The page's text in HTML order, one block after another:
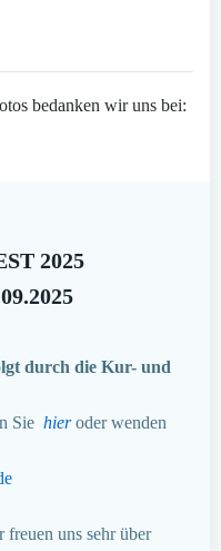
bedanken wir uns bei:
2025
durch die Kur- und
Sie hieroder wenden
freuen uns sehr über